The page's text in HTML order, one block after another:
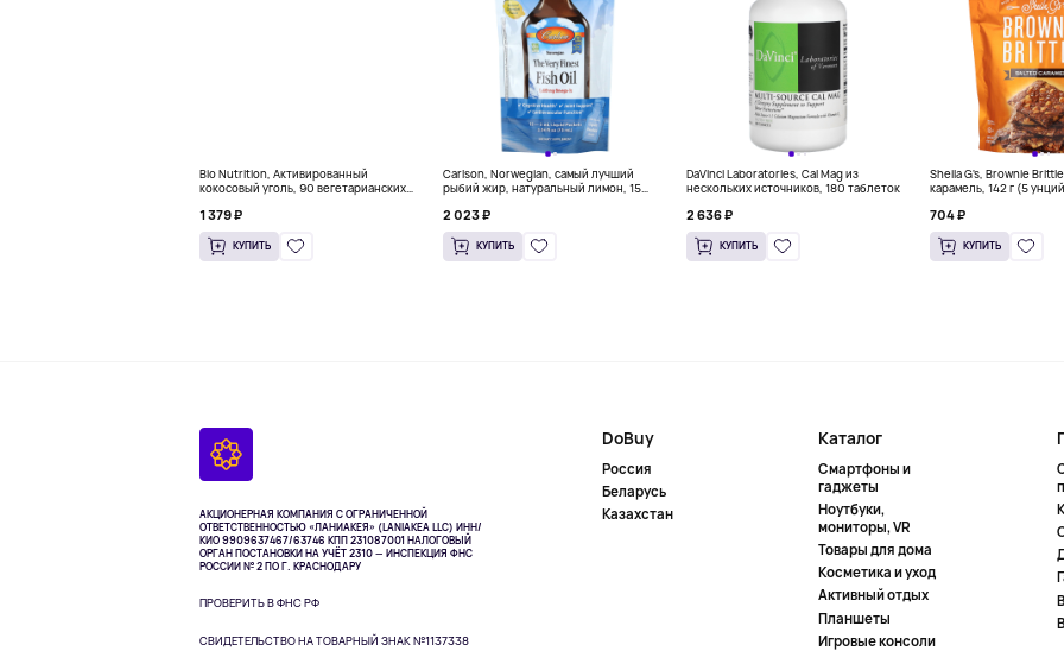
Bio Nutrition, Активированный
кокосовый уголь, 90 вегетарианских
1 379 ₽
КУПИТЬ
Carlson, Norwegian, самый лучший
рыбий жир, натуральный лимон, 15
2 023 ₽
КУПИТЬ
DaVinci Laboratories, Cal Mag из
нескольких источников, 180 таблеток
2 636 ₽
КУПИТЬ
Sheila G's, Brownie
карамель, 142 г (5
704 ₽
КУПИТЬ
АКЦИОНЕРНАЯ КОМПАНИЯ С ОГРАНИЧЕННОЙ
ОТВЕТСТВЕННОСТЬЮ «ЛАНИАКЕЯ» (LANIAKEA LLC) ИНН/
КИО 9909637467/63746 КПП 231087001НАЛОГОВЫЙ
ОРГАН ПОСТАНОВКИ НА УЧЁТ 2310 — ИНСПЕКЦИЯ ФНС
РОССИИ № 2 ПО Г. КРАСНОДАРУ
ПРОВЕРИТЬ В ФНС РФ
СВИДЕТЕЛЬСТВО НА ТОВАРНЫЙ ЗНАК №1137338
DoBuy
Россия
Беларусь
Казахстан
Каталог
Смартфоны и
гаджеты
Ноутбуки,
мониторы, VR
Товары для дома
Косметика и уход
Активный отдых
Планшеты
Игровые консоли